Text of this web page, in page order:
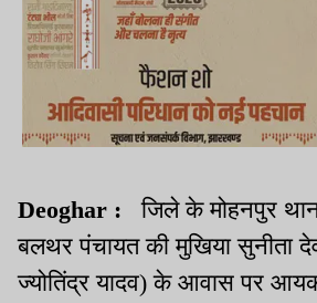
Deoghar :
जिले के मोहनपुर
बलथर पंचायत की मुखिया सुनीता
ज्योतिंद्र यादव) के आवास पर